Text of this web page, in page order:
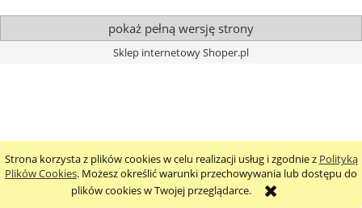
Strona korzysta z plików cookies w celu realizacji usług i zgodnie z Polityką
Plików Cookies. Możesz określić warunki przechowywania lub dostępu do
plików cookies w Twojej przeglądarce.
pokaż pełną wersję strony
Sklep internetowy Shoper.pl